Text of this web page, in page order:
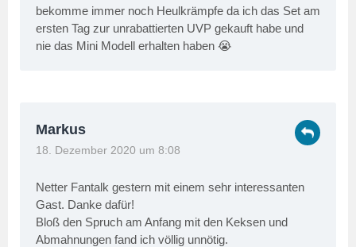
bekomme immer noch Heulkrämpfe da ich das Set am
ersten Tag zur unrabattierten UVP gekauft habe und
nie das Mini Modell erhalten haben 😭
Markus
18. Dezember 2020 um 8:08
Netter Fantalk gestern mit einem sehr interessanten
Gast. Danke dafür!
Bloß den Spruch am Anfang mit den Keksen und
Abmahnungen fand ich völlig unnötig.